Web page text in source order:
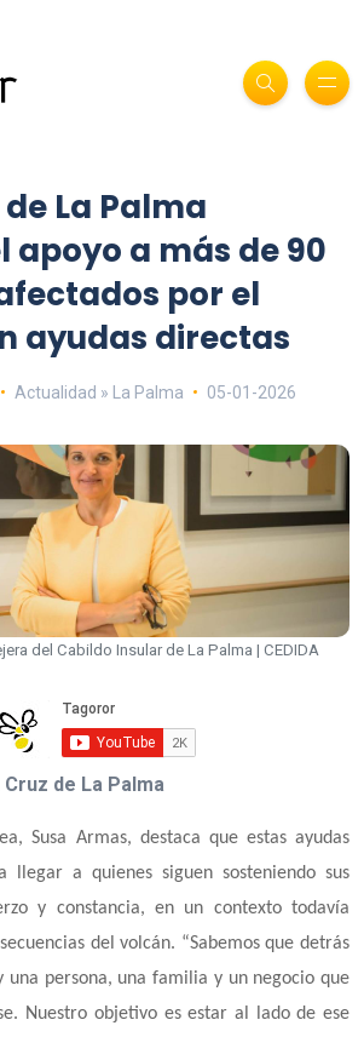
La Palma
apoyo a más de 90
por el
ayudas directas
Actualidad » La Palma 05-01-2026
del Cabildo Insular de La Palma | CEDIDA
Cruz de La Palma
Susa Armas, destaca que estas ayudas
llegar a quienes siguen sosteniendo sus
y constancia, en un contexto todavía
del volcán. “Sabemos que detrás
una persona, una familia y un negocio que
Nuestro objetivo es estar al lado de ese